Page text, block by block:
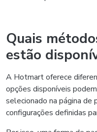
Quais
estão
A Hotmart oferece
opções disponíveis
selecionado na página
configurações definidas